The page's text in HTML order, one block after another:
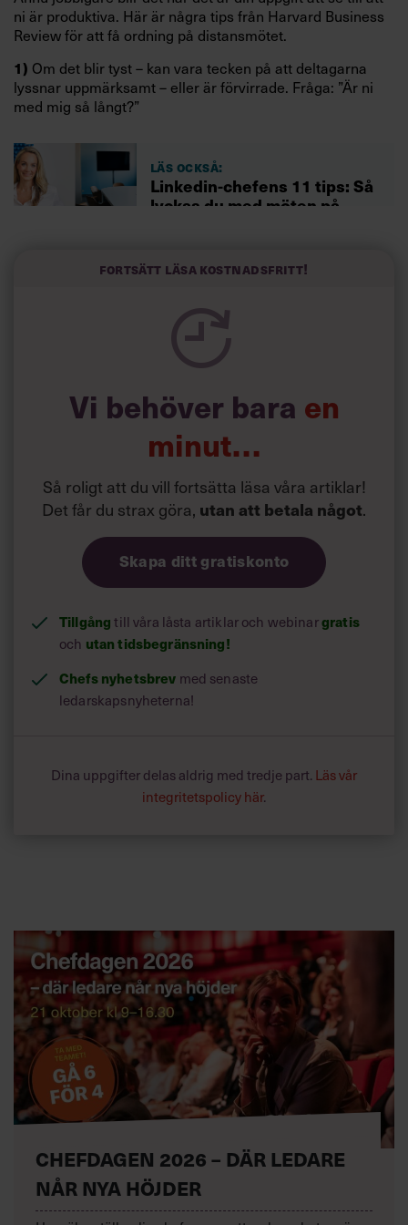
ni är produktiva. Här är några tips från Harvard Business
Review för att få ordning på distansmötet.
1) Om det blir tyst – kan vara tecken på att deltagarna
lyssnar uppmärksamt – eller är förvirrade. Fråga: ”Är ni
med mig så långt?”
Läs också:
Linkedin-chefens 11 tips: Så
lyckas du med möten på
till agendan. Säg till exempel: ”Låt oss vänta med den
punkten – jag vill återvända till NN:s resonemang om XX.
Någon som har input på det?”
Om en deltagare hänger upp sig på en punkt – bekräfta
hens oro men utmana hen också att komma med en egen
lösning: ”Vad är det du tänker att vi inte har täckt in?”.
Fortsätt läsa kostnadsfritt!
Vi behöver bara en
minut…
Så roligt att du vill fortsätta läsa våra artiklar!
Det får du strax göra, utan att betala något.
Skapa ditt gratiskonto
Tillgångtill våra låsta artiklar och webinargratis
och utan tidsbegränsning!
Chefs nyhetsbrev med senaste
ledarskapsnyheterna!
Dina uppgifter delas aldrig med tredje part. Läs vår
integritetspolicy här.
CHEFDAGEN 2026 – DÄR LEDARE
NÅR NYA HÖJDER